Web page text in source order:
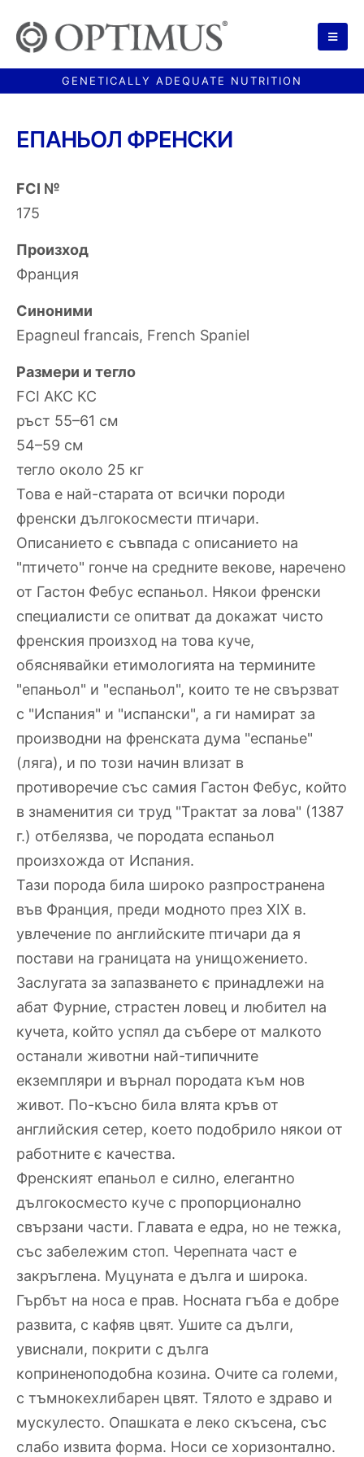
ЕПАНЬОЛ ФРЕНСКИ
FCI №
175
Произход
Франция
Синоними
Epagneul francais, French Spaniel
Размери и тегло
FCI АКС КС
ръст 55–61 см
54–59 см
тегло около 25 кг
Това е най-старата от всички породи
френски дългокосмести птичари.
Описанието є съвпада с описанието на
"птичето" гонче на средните векове, наречено
от Гастон Фебус еспаньол. Някои френски
специалисти се опитват да докажат чисто
френския произход на това куче,
обяснявайки етимологията на термините
"епаньол" и "еспаньол", които те не свързват
с "Испания" и "испански", а ги намират за
производни на френската дума "еспанье"
(ляга), и по този начин влизат в
противоречие със самия Гастон Фебус, който
в знаменития си труд "Трактат за лова" (1387
г.) отбелязва, че породата еспаньол
произхожда от Испания.
Тази порода била широко разпространена
във Франция, преди модното през ХIХ в.
увлечение по английските птичари да я
постави на границата на унищожението.
Заслугата за запазването є принадлежи на
абат Фурние, страстен ловец и любител на
кучета, който успял да събере от малкото
останали животни най-типичните
екземпляри и върнал породата към нов
живот. По-късно била влята кръв от
английския сетер, което подобрило някои от
работните є качества.
Френският епаньол е силно, елегантно
дългокосместо куче с пропорционално
свързани части. Главата е едра, но не тежка,
със забележим стоп. Черепната част е
закръглена. Муцуната е дълга и широка.
Гърбът на носа е прав. Носната гъба е добре
развита, с кафяв цвят. Ушите са дълги,
увиснали, покрити с дълга
коприненоподобна козина. Очите са големи,
с тъмнокехлибарен цвят. Тялото е здраво и
мускулесто. Опашката е леко скъсена, със
слабо извита форма. Носи се хоризонтално.